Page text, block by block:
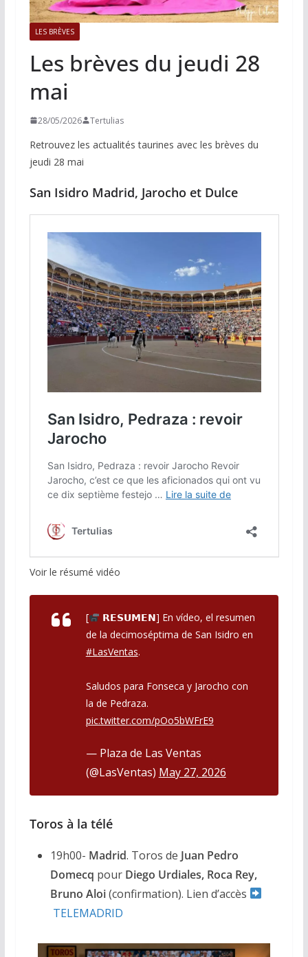
LES BRÈVES
Les brèves du jeudi 28
mai
28/05/2026 Tertulias
Retrouvez les actualités taurines avec les brèves du
jeudi 28 mai
San Isidro Madrid, Jarocho et Dulce
Voir le résumé vidéo
[
𝗥𝗘𝗦𝗨𝗠𝗘𝗡] En vídeo, el resumen
de la decimoséptima de San Isidro en
#LasVentas.
Saludos para Fonseca y Jarocho con
la de Pedraza.
pic.twitter.com/pOo5bWFrE9
— Plaza de Las Ventas
(@LasVentas) May 27, 2026
Toros à la télé
19h00- Madrid. Toros de Juan Pedro
Domecq pour Diego Urdiales, Roca Rey,
Bruno Aloi(confirmation). Lien d’accès
TELEMADRID